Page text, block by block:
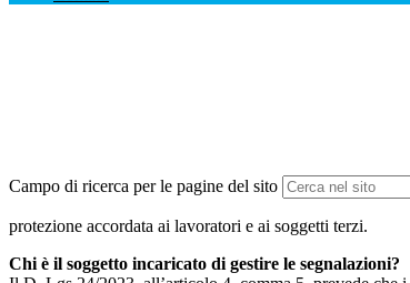
Campo di ricerca per le pagine del sito
protezione accordata ai lavoratori e ai soggetti terzi.
Chi è il soggetto incaricato di gestire le segnalazioni?